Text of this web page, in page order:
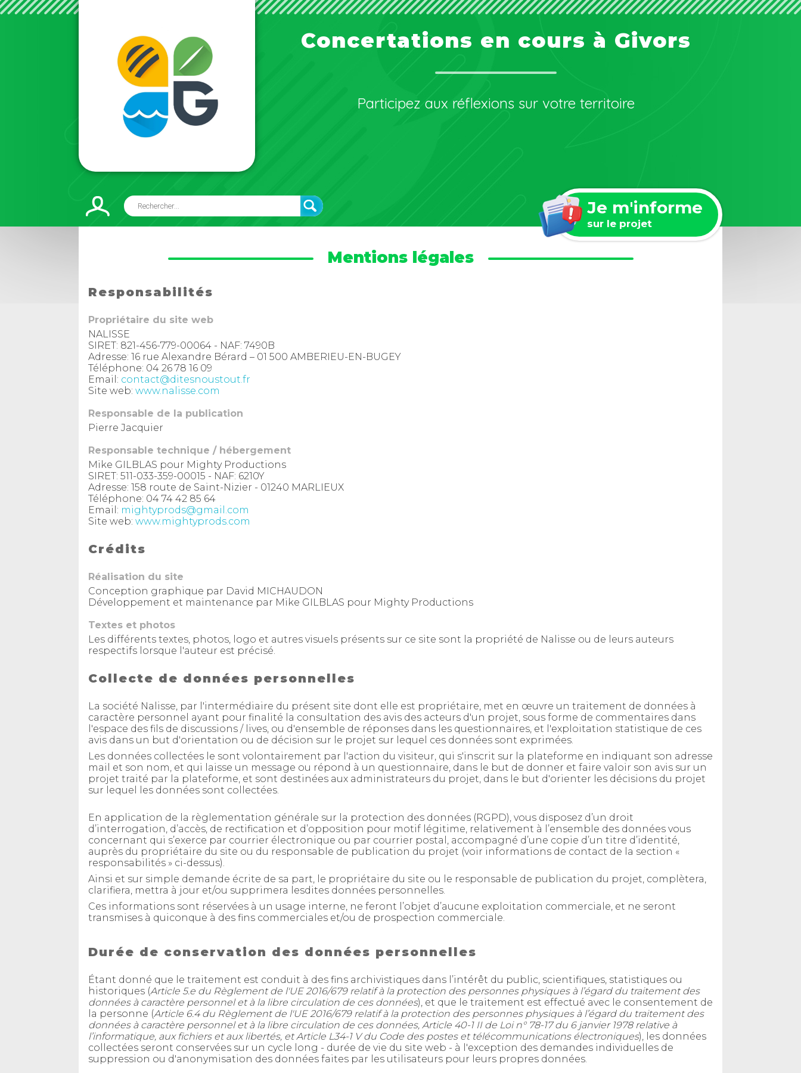
Concertations en cours à Givors
Participez aux réflexions sur votre territoire
Je m'informe
sur le projet
Mentions légales
Responsabilités
Propriétaire du site web
NALISSE
SIRET: 821-456-779-00064 - NAF: 7490B
Adresse: 16 rue Alexandre Bérard – 01 500 AMBERIEU-EN-BUGEY
Téléphone: 04 26 78 16 09
Email: contact@ditesnoustout.fr
Site web: www.nalisse.com
Responsable de la publication
Pierre Jacquier
Responsable technique / hébergement
Mike GILBLAS pour Mighty Productions
SIRET: 511-033-359-00015 - NAF: 6210Y
Adresse: 158 route de Saint-Nizier - 01240 MARLIEUX
Téléphone: 04 74 42 85 64
Email: mightyprods@gmail.com
Site web: www.mightyprods.com
Crédits
Réalisation du site
Conception graphique par David MICHAUDON
Développement et maintenance par Mike GILBLAS pour Mighty Productions
Textes et photos
Les différents textes, photos, logo et autres visuels présents sur ce site sont la propriété de Nalisse ou de leurs auteurs
respectifs lorsque l'auteur est précisé.
Collecte de données personnelles
La société Nalisse, par l'intermédiaire du présent site dont elle est propriétaire, met en œuvre un traitement de données à
caractère personnel ayant pour finalité la consultation des avis des acteurs d'un projet, sous forme de commentaires dans
l'espace des fils de discussions / lives, ou d'ensemble de réponses dans les questionnaires, et l'exploitation statistique de ces
avis dans un but d'orientation ou de décision sur le projet sur lequel ces données sont exprimées.
Les données collectées le sont volontairement par l'action du visiteur, qui s'inscrit sur la plateforme en indiquant son adresse
mail et son nom, et qui laisse un message ou répond à un questionnaire, dans le but de donner et faire valoir son avis sur un
projet traité par la plateforme, et sont destinées aux administrateurs du projet, dans le but d'orienter les décisions du projet
sur lequel les données sont collectées.
En application de la règlementation générale sur la protection des données (RGPD), vous disposez d’un droit
d’interrogation, d’accès, de rectification et d’opposition pour motif légitime, relativement à l’ensemble des données vous
concernant qui s’exerce par courrier électronique ou par courrier postal, accompagné d’une copie d’un titre d’identité,
auprès du propriétaire du site ou du responsable de publication du projet (voir informations de contact de la section «
responsabilités » ci-dessus).
Ainsi et sur simple demande écrite de sa part, le propriétaire du site ou le responsable de publication du projet, complètera,
clarifiera, mettra à jour et/ou supprimera lesdites données personnelles.
Ces informations sont réservées à un usage interne, ne feront l’objet d’aucune exploitation commerciale, et ne seront
transmises à quiconque à des fins commerciales et/ou de prospection commerciale.
Durée de conservation des données personnelles
Étant donné que le traitement est conduit à des fins archivistiques dans l’intérêt du public, scientifiques, statistiques ou
historiques (Article 5.e du Règlement de l'UE 2016/679 relatif à la protection des personnes physiques à l’égard du traitement des
données à caractère personnel et à la libre circulation de ces données), et que le traitement est effectué avec le consentement de
la personne (Article 6.4 du Règlement de l'UE 2016/679 relatif à la protection des personnes physiques à l’égard du traitement des
données à caractère personnel et à la libre circulation de ces données, Article 40-1 II de Loi n° 78-17 du 6 janvier 1978 relative à
l’informatique, aux fichiers et aux libertés, et Article L34-1 V du Code des postes et télécommunications électroniques), les données
collectées seront conservées sur un cycle long - durée de vie du site web - à l'exception des demandes individuelles de
suppression ou d'anonymisation des données faites par les utilisateurs pour leurs propres données.